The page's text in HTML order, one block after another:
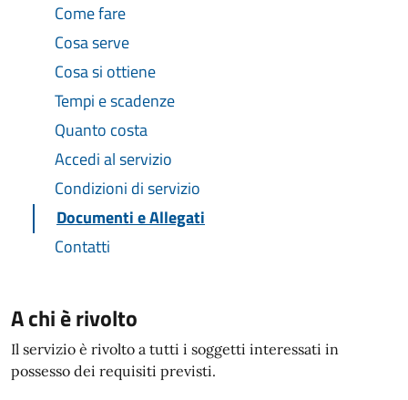
Come fare
Cosa serve
Cosa si ottiene
Tempi e scadenze
Quanto costa
Accedi al servizio
Condizioni di servizio
Documenti e Allegati
Contatti
A chi è rivolto
Il servizio è rivolto a tutti i soggetti interessati in
possesso dei requisiti previsti.